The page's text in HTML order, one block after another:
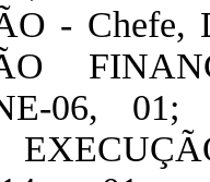
- Chefe,
06,